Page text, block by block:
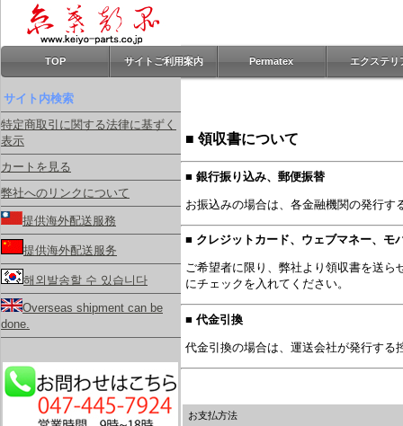
TOP サイトご利用案内 Permatex エクステリ
サイト内検索
特定商取引に関する法律に基ずく
表示
カートを見る
弊社へのリンクについて
提供海外配送服務
提供海外配送服务
해외발송할 수 있습니다
Overseas shipment can be
done.
■ 領収書について
■ 銀行振り込み、郵便振替
お振込みの場合は、各金融機関の発行す
■ クレジットカード、ウェブマネー、モ
ご希望者に限り、弊社より領収書を送
にチェックを入れてください。
■ 代金引換
代金引換の場合は、運送会社が発行する
お支払方法